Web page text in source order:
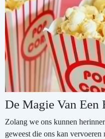
De Magie Van Een
Zolang we ons kunnen
geweest die ons kan